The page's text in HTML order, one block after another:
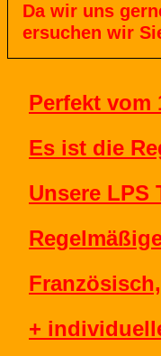
Dawir uns
ersuchen wir
Perfekt vom
Es ist die
Unsere LPS
+